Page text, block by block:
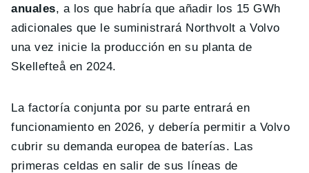
anuales, a los que habría que añadir los 15 GWh
adicionales que le suministrará Northvolt a Volvo
una vez inicie la producción en su planta de
Skellefteå en 2024.
La factoría conjunta por su parte entrará en
funcionamiento en 2026, y debería permitir a Volvo
cubrir su demanda europea de baterías. Las
primeras celdas en salir de sus líneas de